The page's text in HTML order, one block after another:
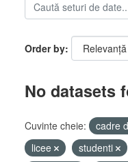
Order by
No datasets
Cuvinte cheie: cadre
licee
studenti